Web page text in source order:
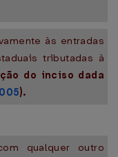
às entradas
tributadas à
do inciso dada
).
qualquer outro